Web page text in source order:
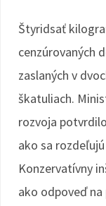
Štyridsať
cenzúrovaných
zaslaných v
škatuliach.
rozvoja
ako sa
Konzervatívny
ako odpoveď